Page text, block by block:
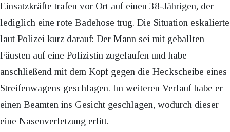
Einsatzkräfte trafen vor Ort auf einen 38-Jährigen, der
lediglich eine rote Badehose trug. Die Situation eskalierte
laut Polizei kurz darauf: Der Mann sei mit geballten
Fäusten auf eine Polizistin zugelaufen und habe
anschließend mit dem Kopf gegen die Heckscheibe eines
Streifenwagens geschlagen. Im weiteren Verlauf habe er
einen Beamten ins Gesicht geschlagen, wodurch dieser
eine Nasenverletzung erlitt.